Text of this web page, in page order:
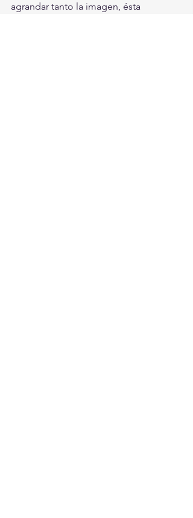
agrandar tanto la imagen, ésta